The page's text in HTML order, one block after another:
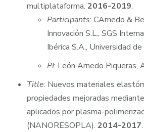
multiplataforma.2016-2019.
Participants: CArnedo &
Innovación S.L., SGS
Ibérica S.A., Universidad de
PI: León Arnedo Piqueras,
Title: Nuevos materiales
propiedades mejoradas
aplicados por plasma-
(NANORESOPLA).2014-2017.